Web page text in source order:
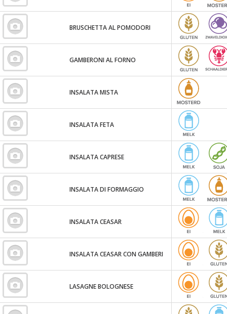
BRUSCHETTA AL POMODORI
GAMBERONI AL FORNO
INSALATA MISTA
INSALATA FETA
INSALATA CAPRESE
INSALATA DI FORMAGGIO
INSALATA CEASAR
INSALATA CEASAR CON GAMBERI
LASAGNE BOLOGNESE